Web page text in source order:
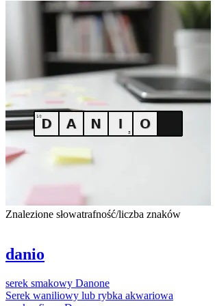
Znalezione słowatrafność/liczba znaków
danio
serek smakowy Danone
Serek waniliowy lub rybka akwariowa